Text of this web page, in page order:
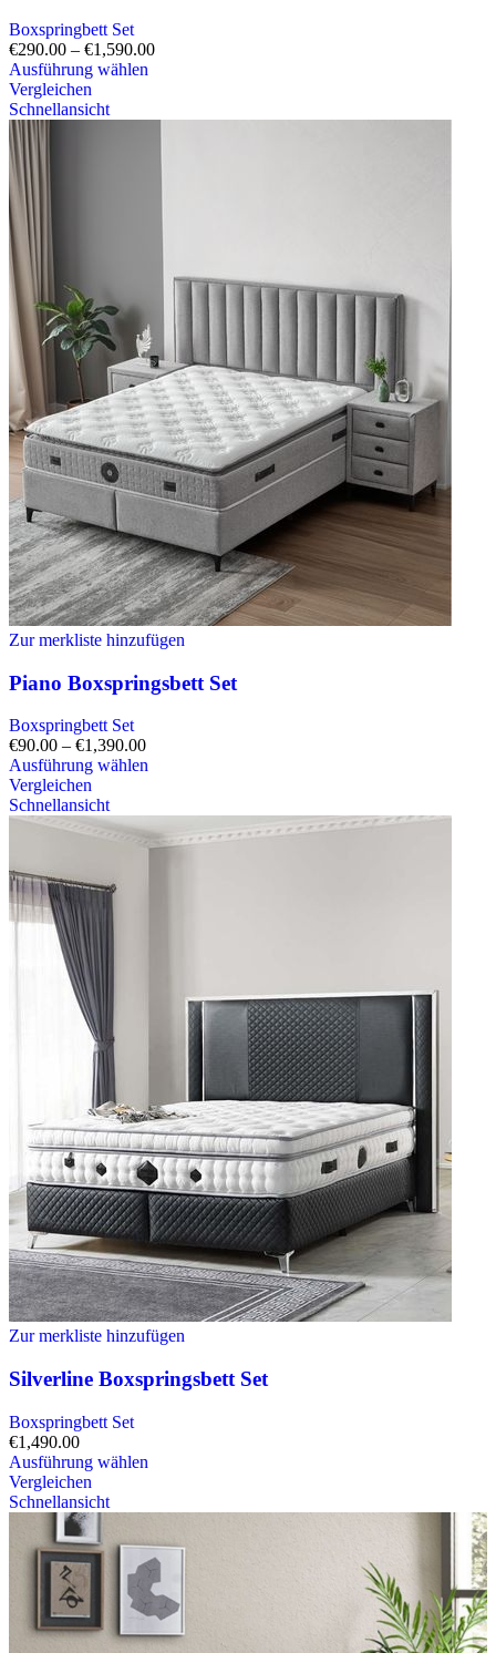
Boxspringbett Set
€290.00 – €1,590.00
Ausführung wählen
Vergleichen
Schnellansicht
Zur merkliste hinzufügen
Piano Boxspringsbett Set
Boxspringbett Set
€90.00 – €1,390.00
Ausführung wählen
Vergleichen
Schnellansicht
Zur merkliste hinzufügen
Silverline Boxspringsbett Set
Boxspringbett Set
€1,490.00
Ausführung wählen
Vergleichen
Schnellansicht